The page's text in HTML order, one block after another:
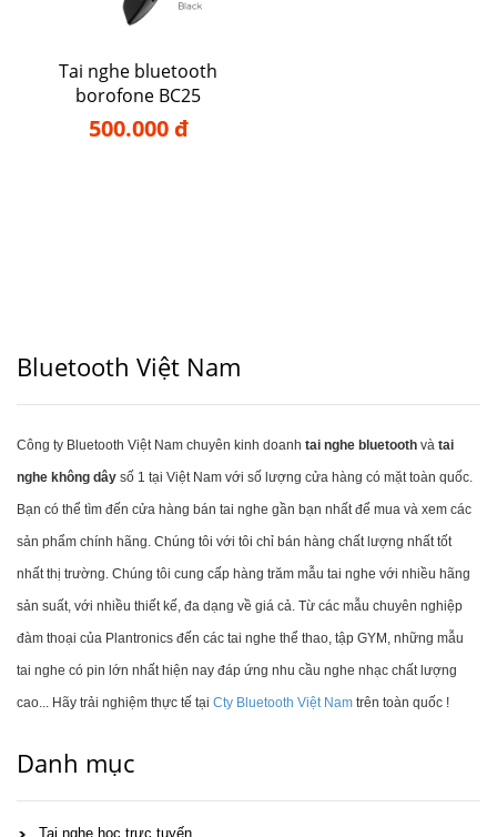
Tai nghe bluetooth
borofone BC25
500.000 đ
Bluetooth Việt Nam
Công ty Bluetooth Việt Nam chuyên kinh doanh tai nghe bluetooth và tai
nghe không dây số 1 tại Việt Nam với số lượng cửa hàng có mặt toàn quốc.
Bạn có thể tìm đến cửa hàng bán tai nghe gần bạn nhất để mua và xem các
sản phẩm chính hãng. Chúng tôi với tôi chỉ bán hàng chất lượng nhất tốt
nhất thị trường. Chúng tôi cung cấp hàng trăm mẫu tai nghe với nhiều hãng
sản suất, với nhiều thiết kế, đa dạng về giá cả. Từ các mẫu chuyên nghiệp
đàm thoại của Plantronics đến các tai nghe thể thao, tập GYM, những mẫu
tai nghe có pin lớn nhất hiện nay đáp ứng nhu cầu nghe nhạc chất lượng
cao... Hãy trải nghiệm thực tế tại Cty Bluetooth Việt Nam trên toàn quốc !
Danh mục
Tai nghe học trực tuyến